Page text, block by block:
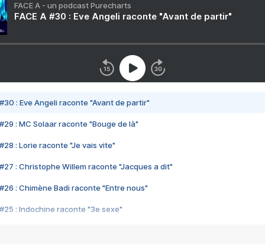
FACE A - un podcast Purecharts
FACE A #30 : Eve Angeli raconte "Avant de partir"
#30 : Eve Angeli raconte "Avant de partir"
#29 : MC Solaar raconte "Bouge de là"
#28 : Lorie raconte "Je vais vite"
#27 : Christophe Willem raconte "Jacques a dit"
#26 : Chimène Badi raconte "Entre nous"
#25 : Indochine raconte "3e sexe"